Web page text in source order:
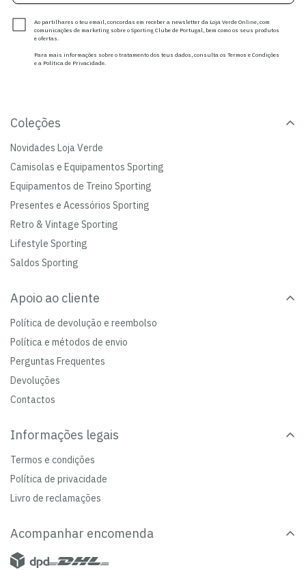
Ao partilhares o teu email, concordas em receber a newsletter da Loja Verde Online, com
comunicações de marketing sobre o Sporting Clube de Portugal, bem como os seus produtos
e ofertas.
Para mais informações sobre o tratamento dos teus dados, consulta os Termos e Condições
e a Política de Privacidade.
Coleções
Novidades Loja Verde
Camisolas e Equipamentos Sporting
Equipamentos de Treino Sporting
Presentes e Acessórios Sporting
Retro & Vintage Sporting
Lifestyle Sporting
Saldos Sporting
Apoio ao cliente
Política de devolução e reembolso
Política e métodos de envio
Perguntas Frequentes
Devoluções
Contactos
Informações legais
Termos e condições
Política de privacidade
Livro de reclamações
Acompanhar encomenda